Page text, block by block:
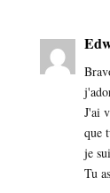
J'ai
que
je
Tu